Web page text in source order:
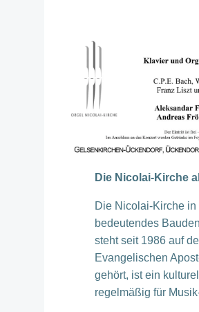
Die Nicolai-Kirche
Die Nicolai-Kirche
bedeutendes
steht seit 1986 auf
Evangelischen
gehört, ist ein
regelmäßig für